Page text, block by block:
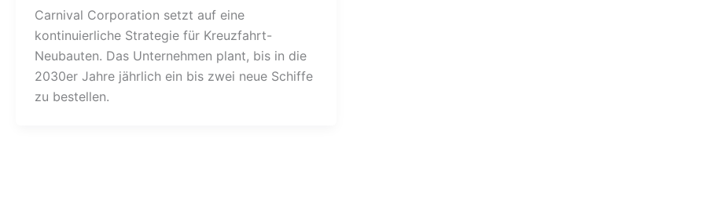
Carnival Corporation setzt auf eine
kontinuierliche Strategie für Kreuzfahrt-
Neubauten. Das Unternehmen plant, bis in die
2030er Jahre jährlich ein bis zwei neue Schiffe
zu bestellen.